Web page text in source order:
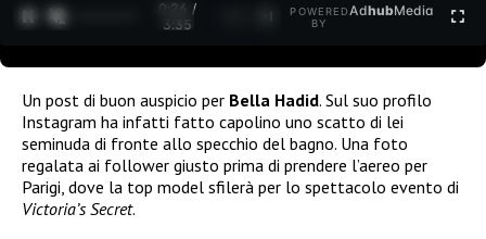
0:27 /
3:35
POWERED
BY
AdhubMedia
Un post di buon auspicio per Bella Hadid. Sul suo profilo
Instagram ha infatti fatto capolino uno scatto di lei
seminuda di fronte allo specchio del bagno. Una foto
regalata ai follower giusto prima di prendere l’aereo per
Parigi, dove la top model sfilerà per lo spettacolo evento di
Victoria’s Secret.